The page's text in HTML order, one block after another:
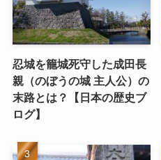
忍城を籠城死守した成田長
親（のぼうの城 主人公）の
末路とは？【日本の歴史ブ
ログ】